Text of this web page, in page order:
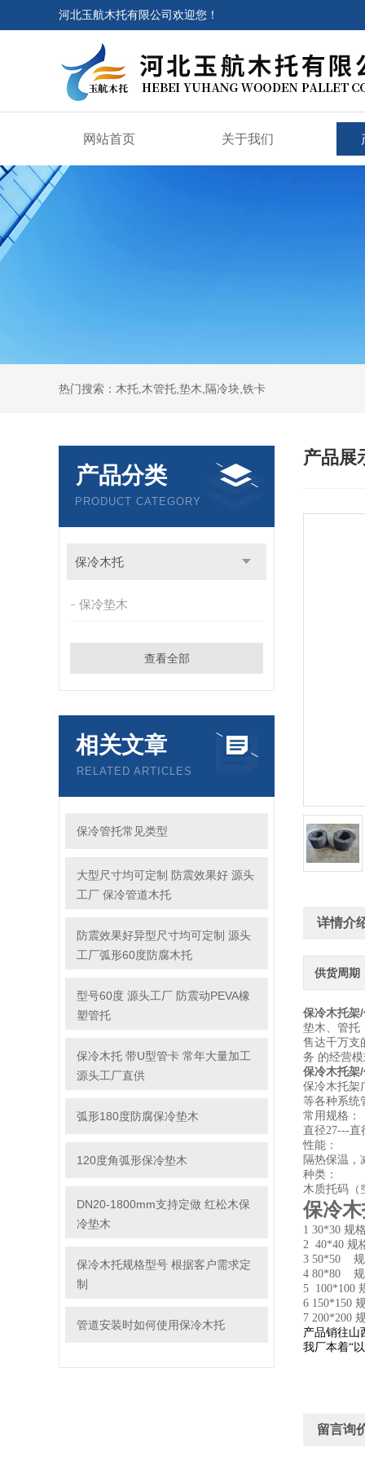
河北玉航木托有限公司欢迎您！
网站首页 关于我们
热门搜索：木托,木管托,垫木,隔冷块,铁卡
产品分类
PRODUCT CATEGORY
保冷木托
保冷垫木
查看全部
相关文章
RELATED ARTICLES
保冷管托常见类型
大型尺寸均可定制 防震效果好 源头
工厂 保冷管道木托
防震效果好异型尺寸均可定制 源头
工厂弧形60度防腐木托
型号60度 源头工厂 防震动PEVA橡
塑管托
保冷木托 带U型管卡 常年大量加工
源头工厂直供
弧形180度防腐保冷垫木
120度角弧形保冷垫木
DN20-1800mm支持定做 红松木保
冷垫木
保冷木托规格型号 根据客户需求定
制
管道安装时如何使用保冷木托
产品展
详情介
供货周期
保冷木托架
垫木、管托
售达千万支
务 的经营
保冷木托架
保冷木托架
等各种系统
常用规格：
直径27---直
性能：
隔热保温，
种类：
木质托码（
保冷
1 30*30 规
2 40*40 规
3 50*50 规
4 80*80 规
5 100*100
6 150*150
7 200*200
产品销往山
我厂本着“
留言询